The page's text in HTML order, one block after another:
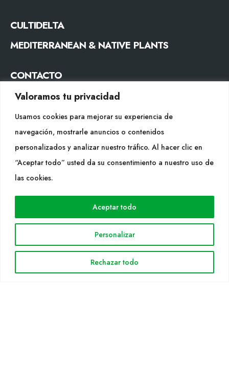
Valoramos tu privacidad
Usamos cookies para mejorar su experiencia de
navegación, mostrarle anuncios o contenidos
personalizados y analizar nuestro tráfico. Al hacer clic en
“Aceptar todo” usted da su consentimiento a nuestro uso de
las cookies.
Personalizar
Rechazar todo
Aceptar todo
CULTIDELTA
MEDITERRANEAN & NATIVE PLANTS
CONTACTO
Tel. +34 977053013
SÍGUENOS
WEB
Cultidelta
Solicitud Catálogo